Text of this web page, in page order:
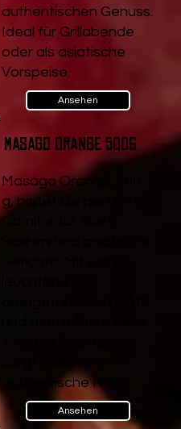
authentischen Genuss.
Ideal für Grillabende
oder als asiatische
Vorspeise.
Ansehen
Masago Orange 500g
Masago Orange, 500
g, bietet die perfekte
Garnitur für Sushi,
authentische Note.
Ansehen